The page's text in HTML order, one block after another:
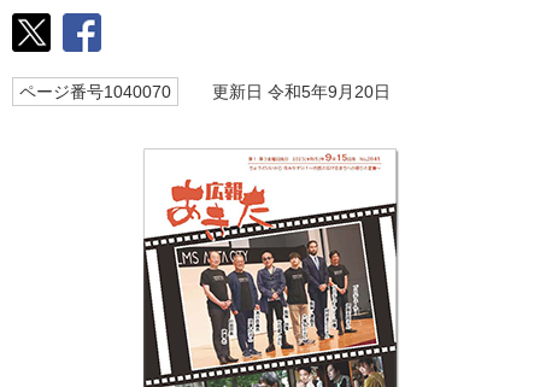
ページ番号1040070 更新日 令和5年9月20日